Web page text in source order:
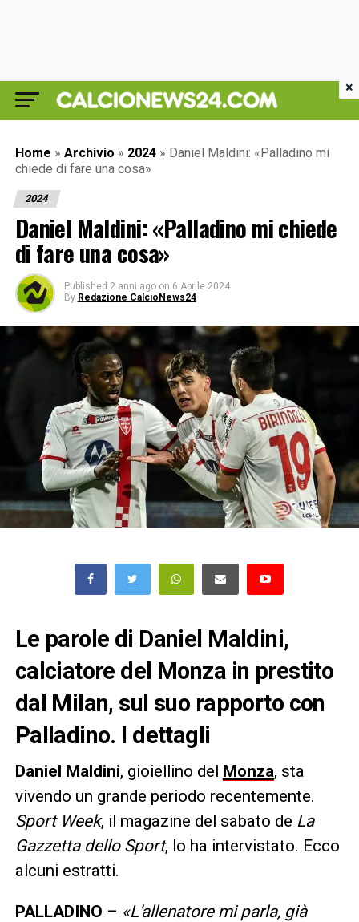
Home » Archivio » 2024 » Daniel Maldini: «Palladino mi
chiede di fare una cosa»
2024
Daniel Maldini: «Palladino mi chiede
di fare una cosa»
Published 2 anni ago on 6 Aprile 2024
By Redazione CalcioNews24
Le parole di Daniel Maldini,
calciatore del Monza in prestito
dal Milan, sul suo rapporto con
Palladino. I dettagli
Daniel Maldini, gioiellino del Monza, sta
vivendo un grande periodo recentemente.
Sport Week, il magazine del sabato de La
Gazzetta dello Sport, lo ha intervistato. Ecco
alcuni estratti.
PALLADINO – «L’allenatore mi parla, già
×